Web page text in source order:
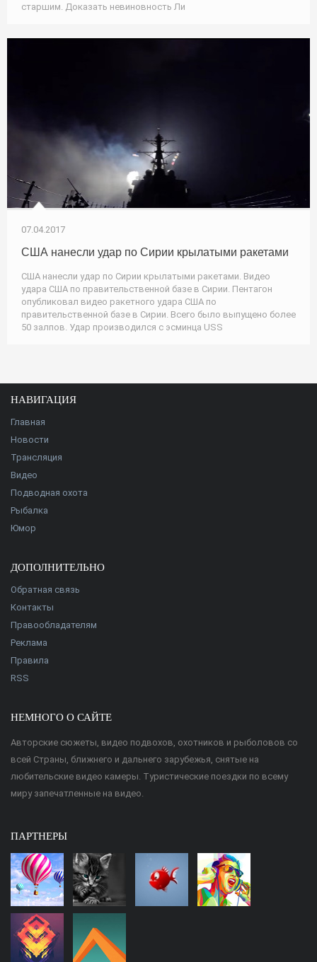
старшим. Доказать невиновность Ли
07.04.2017
США нанесли удар по Сирии крылатыми ракетами
США нанесли удар по Сирии крылатыми ракетами. Видео
удара США по правительственной базе в Сирии. Пентагон
опубликовал видео ракетного удара США по
правительственной базе в Сирии. Всего было выпущено более
50 залпов. Удар производился с эсминца USS
НАВИГАЦИЯ
Главная
Новости
Трансляция
Видео
Подводная охота
Рыбалка
Юмор
ДОПОЛНИТЕЛЬНО
Обратная связь
Контакты
Правообладателям
Реклама
Правила
RSS
НЕМНОГО О САЙТЕ
Авторские сюжеты, видео подвохов, охотников и рыболовов со
всей Страны, ближнего и дальнего зарубежья, снятые на
любительские видео камеры. Туристические поездки по всему
миру запечатленные на видео.
ПАРТНЕРЫ